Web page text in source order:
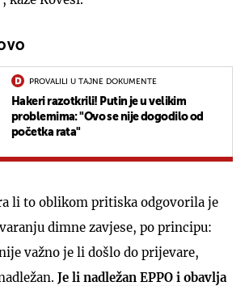
PROVALILI U TAJNE DOKUMENTE
Hakeri razotkrili! Putin je u velikim
problemima: "Ovo se nije dogodilo od
početka rata"
li to oblikom pritiska odgovorila je
dimne zavjese, po principu:
važno je li došlo do prijevare,
Je li nadležan EPPO i obavlja